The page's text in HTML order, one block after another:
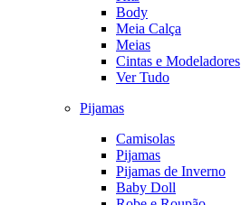
Body
Meia Calça
Meias
Cintas e Modeladores
Ver Tudo
Pijamas
Camisolas
Pijamas
Pijamas de Inverno
Baby Doll